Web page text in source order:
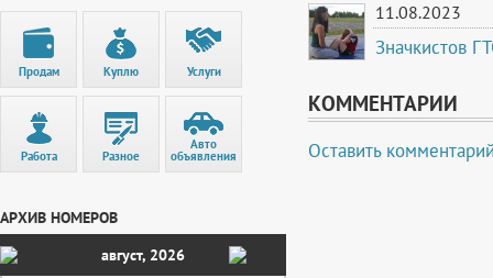
Продам Куплю Услуги
Работа Разное
Авто
объявления
АРХИВ НОМЕРОВ
август, 2026
11.08.2023
Значкистов
КОММЕНТАРИИ
Оставить